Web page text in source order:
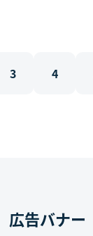
3 4
広告バナー